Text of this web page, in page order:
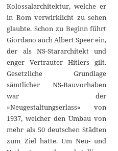
Kolossalarchitektur, welche er
in Rom verwirklicht zu sehen
glaubte. Schon zu Beginn führt
Giordano auch Albert Speer ein,
der als NS-Stararchitekt und
enger Vertrauter Hitlers gilt.
Gesetzliche Grundlage
sämtlicher NS-Bauvorhaben
war der
»Neugestaltungserlass« von
1937, welcher den Umbau von
mehr als 50 deutschen Städten
zum Ziel hatte. Um Neu- und